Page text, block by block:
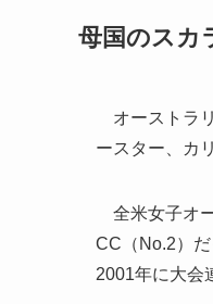
母国のスカ
オーストラ
ースター、カ
全米女子オ
CC（No.2）
2001年に大会